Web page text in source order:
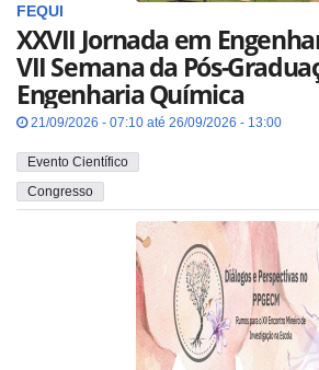
FEQUI
XXVII Jornada em
VII Semana da Pós-
Engenharia Química
21/09/2026 - 07:10 até 26/09/2026 - 13:00
Evento Científico
Congresso